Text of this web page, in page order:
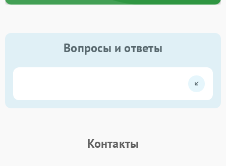
Вопросы и ответы
Контакты